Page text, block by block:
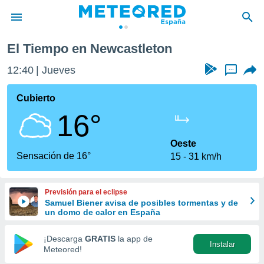
de
por
se
calidad.
a este
las
y
forma
digital
basada
El Tiempo en Newcastleton
12:40 Jueves ...
Cubierto
16°
Sensación de 16°
Oeste
15
31 km/h
Previsión para el eclipse
Samuel Biener avisa de posibles tormentas y de
un domo de calor en España
¡Descarga GRATIS la app de
Meteored!
Instalar